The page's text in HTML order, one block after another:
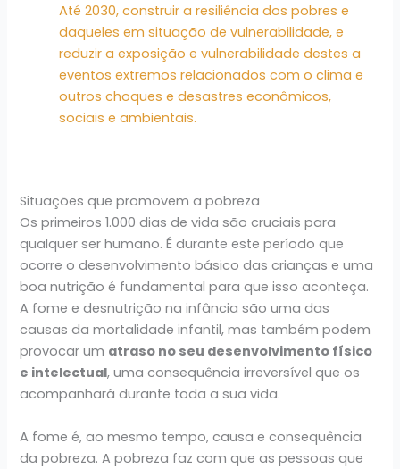
Até 2030, construir a resiliência dos pobres e
daqueles em situação de vulnerabilidade, e
reduzir a exposição e vulnerabilidade destes a
eventos extremos relacionados com o clima e
outros choques e desastres econômicos,
sociais e ambientais.
Situações que promovem a pobreza
Os primeiros 1.000 dias de vida são cruciais para
qualquer ser humano. É durante este período que
ocorre o desenvolvimento básico das crianças e uma
boa nutrição é fundamental para que isso aconteça.
A fome e desnutrição na infância são uma das
causas da mortalidade infantil, mas também podem
provocar um atraso no seu desenvolvimento físico
e intelectual, uma consequência irreversível que os
acompanhará durante toda a sua vida.
A fome é, ao mesmo tempo, causa e consequência
da pobreza. A pobreza faz com que as pessoas que